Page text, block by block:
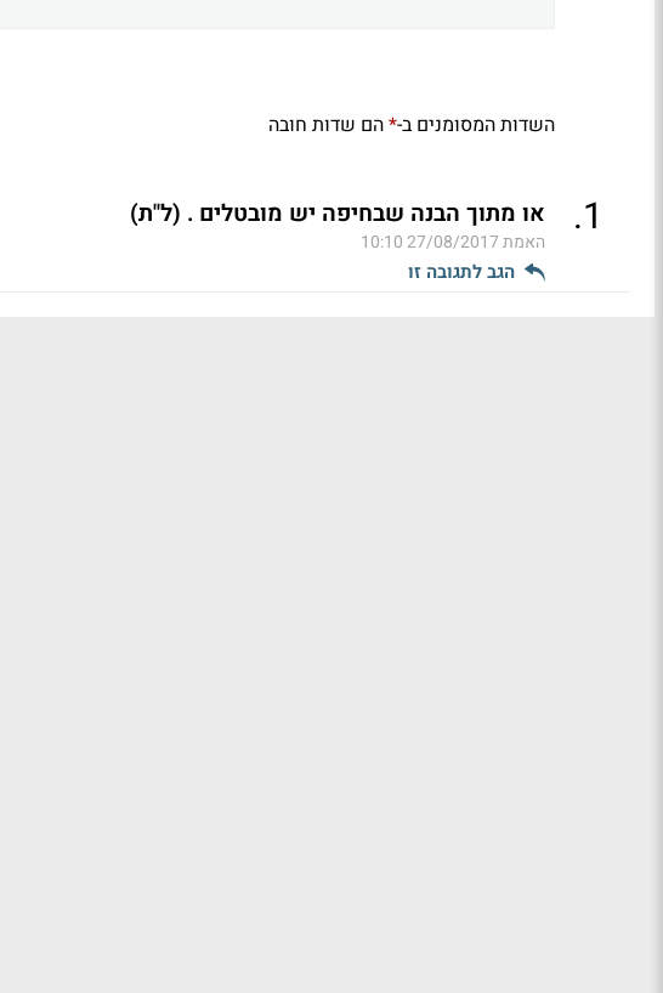
השדות המסומנים ב-*הם שדות חובה
1
. או מתוך הבנה שבחיפה יש מובטלים . (ל"ת)
האמת27/08/2017 10:10
הגב לתגובה זו